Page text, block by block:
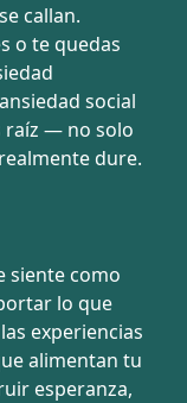
callan.
o te quedas
social
raíz — no solo
dure.
siente como
lo que
experiencias
alimentan tu
esperanza,